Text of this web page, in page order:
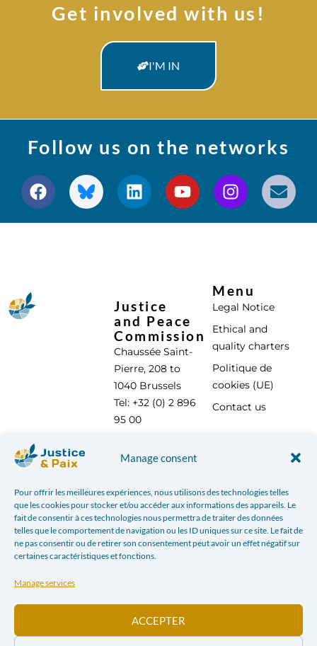
Manage consent
Pour offrir les meilleures expériences, nous utilisons des technologies telles
que les cookies pour stocker et/ou accéder aux informations des appareils. Le
fait de consentir à ces technologies nous permettra de traiter des données
telles que le comportement de navigation ou les ID uniques sur ce site. Le fait de
ne pas consentir ou de retirer son consentement peut avoir un effet négatif sur
certaines caractéristiques et fonctions.
Manage services
ACCEPTER
Get involved with us!
I'M IN
Follow us on the networks
Justice
and Peace
Commission
Chaussée Saint-
Pierre, 208 to
1040 Brussels
Tel: +32 (0) 2 896
95 00
Menu
Legal Notice
Ethical and
quality charters
Politique de
cookies (UE)
Contact us
With the support of :